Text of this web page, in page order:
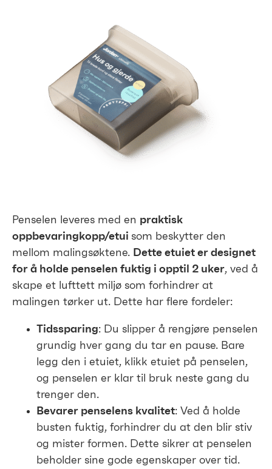
Penselen leveres med en praktisk
oppbevaringkopp/etui som beskytter den
mellom malingsøktene. Dette etuiet er designet
for å holde penselen fuktig i opptil 2 uker, ved å
skape et lufttett miljø som forhindrer at
malingen tørker ut. Dette har flere fordeler:
Tidssparing: Du slipper å rengjøre penselen
grundig hver gang du tar en pause. Bare
legg den i etuiet, klikk etuiet på penselen,
og penselen er klar til bruk neste gang du
trenger den.
Bevarer penselens kvalitet: Ved å holde
busten fuktig, forhindrer du at den blir stiv
og mister formen. Dette sikrer at penselen
beholder sine gode egenskaper over tid.